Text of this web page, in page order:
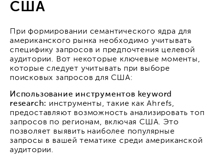
США
При формировании семантического ядра для
американского рынка необходимо учитывать
специфику запросов и предпочтения целевой
аудитории. Вот некоторые ключевые моменты,
которые следует учитывать при выборе
поисковых запросов для США:
Использование инструментов keyword
research: инструменты, такие как Ahrefs,
предоставляют возможность анализировать топ
запросов по регионам, включая США. Это
позволяет выявить наиболее популярные
запросы в вашей тематике среди американской
аудитории.